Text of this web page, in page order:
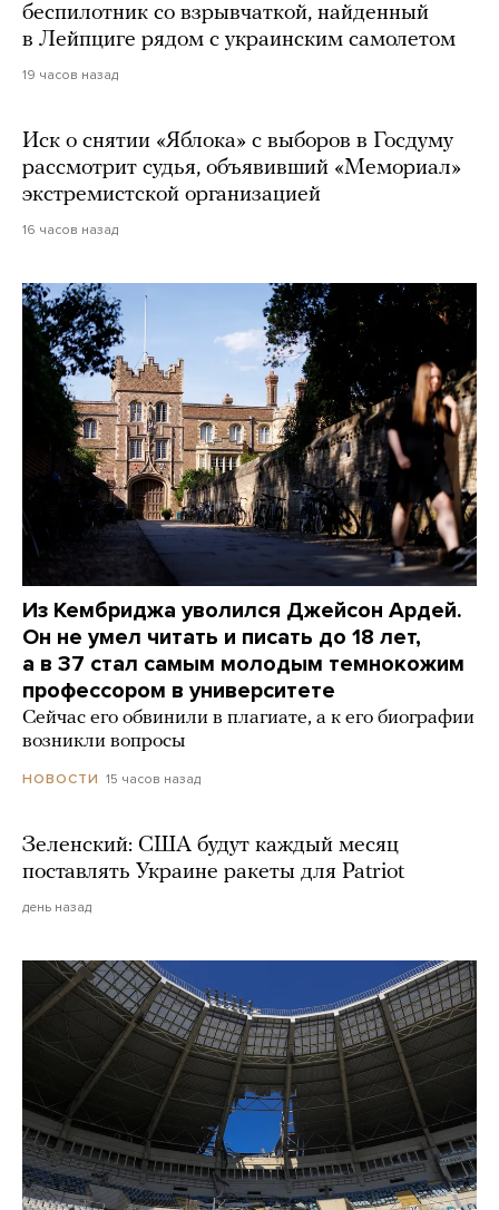
беспилотник со взрывчаткой, найденный
в Лейпциге рядом с украинским самолетом
19 часов назад
Иск о снятии «Яблока» с выборов в Госдуму
рассмотрит судья, объявивший «Мемориал»
экстремистской организацией
16 часов назад
Из Кембриджа уволился Джейсон Ардей.
Он не умел читать и писать до 18 лет,
а в 37 стал самым молодым темнокожим
профессором в университете
Сейчас его обвинили в плагиате, а к его биографии
возникли вопросы
НОВОСТИ 15 часов назад
Зеленский: США будут каждый месяц
поставлять Украине ракеты для Patriot
день назад